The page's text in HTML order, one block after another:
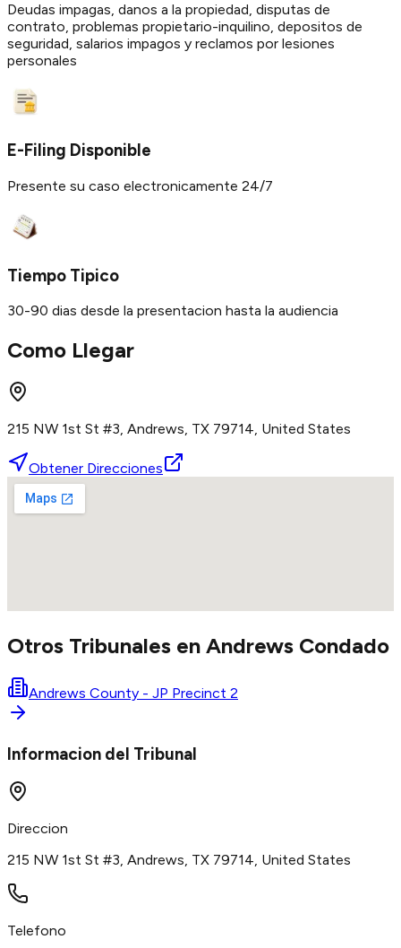
Deudas impagas, danos a la propiedad, disputas de
contrato, problemas propietario-inquilino, depositos de
seguridad, salarios impagos y reclamos por lesiones
personales
E-Filing Disponible
Presente su caso electronicamente 24/7
Tiempo Tipico
30-90 dias desde la presentacion hasta la audiencia
Como Llegar
215 NW 1st St #3, Andrews, TX 79714, United States
Obtener Direcciones
Otros Tribunales en Andrews Condado
Andrews County - JP Precinct 2
Informacion del Tribunal
Direccion
215 NW 1st St #3, Andrews, TX 79714, United States
Telefono